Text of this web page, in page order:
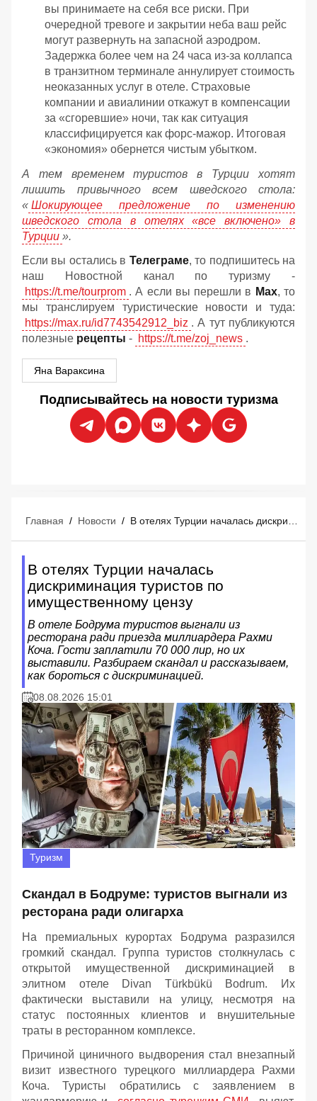
вы принимаете на себя все риски. При
очередной тревоге и закрытии неба ваш рейс
могут развернуть на запасной аэродром.
Задержка более чем на 24 часа из-за коллапса
в транзитном терминале аннулирует стоимость
неоказанных услуг в отеле. Страховые
компании и авиалинии откажут в компенсации
за «сгоревшие» ночи, так как ситуация
классифицируется как форс-мажор. Итоговая
«экономия» обернется чистым убытком.
А тем временем туристов в Турции хотят
лишить привычного всем шведского стола:
« Шокирующее предложение по изменению
шведского стола в отелях «все включено» в
Турции ».
Если вы остались в Телеграме, то подпишитесь на
наш Новостной канал по туризму -
https://t.me/tourprom . А если вы перешли в Мах, то
мы транслируем туристические новости и туда:
https://max.ru/id7743542912_biz . А тут публикуются
полезные рецепты - https://t.me/zoj_news .
Яна Вараксина
Подписывайтесь на новости туризма
Главная / Новости /
В отелях Турции началась
дискриминация туристов по
имущественному цензу
В отеле Бодрума туристов выгнали из
ресторана ради приезда миллиардера Рахми
Коча. Гости заплатили 70 000 лир, но их
выставили. Разбираем скандал и рассказываем,
как бороться с дискриминацией.
08.08.2026 15:01
Туризм
Скандал в Бодруме: туристов выгнали из
ресторана ради олигарха
На премиальных курортах Бодрума разразился
громкий скандал. Группа туристов столкнулась с
открытой имущественной дискриминацией в
элитном отеле Divan Türkbükü Bodrum. Их
фактически выставили на улицу, несмотря на
статус постоянных клиентов и внушительные
траты в ресторанном комплексе.
Причиной циничного выдворения стал внезапный
визит известного турецкого миллиардера Рахми
Коча. Туристы обратились с заявлением в